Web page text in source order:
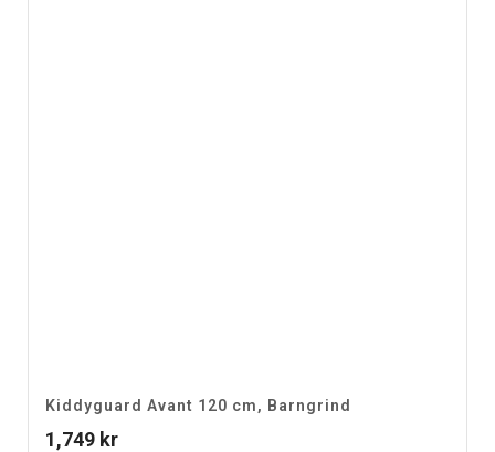
Kiddyguard Avant 120 cm, Barngrind
1,749 kr